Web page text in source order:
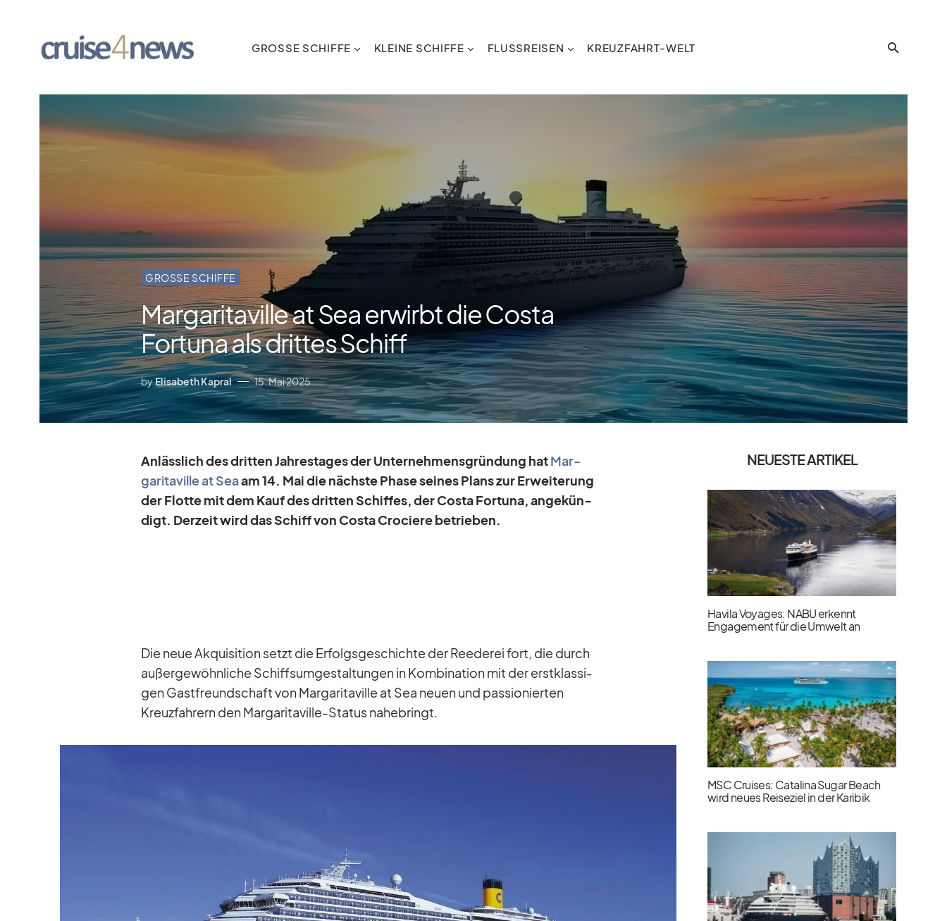
GROSSE SCHIFFE KLEINE SCHIFFE FLUSSREISEN KREUZFAHRT-WELT
GROSSE SCHIFFE
Margaritaville at Sea erwirbt die Costa
Fortuna als drittes Schiff
byElisabeth Kapral 15. Mai 2025
An­läss­lich des drit­ten Jah­res­ta­ges der Un­ter­neh­mens­grün­dung hatMar­
ga­ri­ta­ville at Seaam 14. Mai die nächste Phase sei­nes Plans zur Er­wei­te­rung
der Flotte mit dem Kauf des drit­ten Schif­fes, der Costa For­tuna, an­ge­kün­
digt. Der­zeit wird das Schiff von Costa Cro­ciere be­trie­ben.
Die neue Ak­qui­si­tion setzt die Er­folgs­ge­schichte der Ree­de­rei fort, die durch
au­ßer­ge­wöhn­li­che Schiffs­um­ge­stal­tun­gen in Kom­bi­na­tion mit der erst­klas­si­
gen Gast­freund­schaft von Mar­ga­ri­ta­ville at Sea neuen und pas­sio­nier­ten
Kreuz­fah­rern den Mar­ga­ri­ta­ville-Sta­tus na­he­bringt.
NEUESTE ARTIKEL
Havila Voyages: NABU erkennt
Engagement für die Umwelt an
MSC Cruises: Catalina Sugar Beach
wird neues Reiseziel in der Karibik